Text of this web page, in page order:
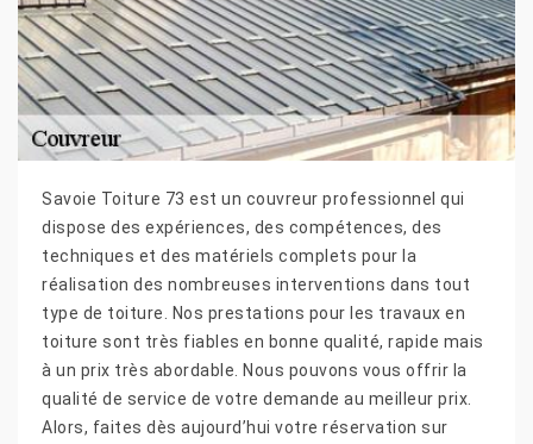
Savoie Toiture 73 est un couvreur professionnel qui
dispose des expériences, des compétences, des
techniques et des matériels complets pour la
réalisation des nombreuses interventions dans tout
type de toiture. Nos prestations pour les travaux en
toiture sont très fiables en bonne qualité, rapide mais
à un prix très abordable. Nous pouvons vous offrir la
qualité de service de votre demande au meilleur prix.
Alors, faites dès aujourd’hui votre réservation sur